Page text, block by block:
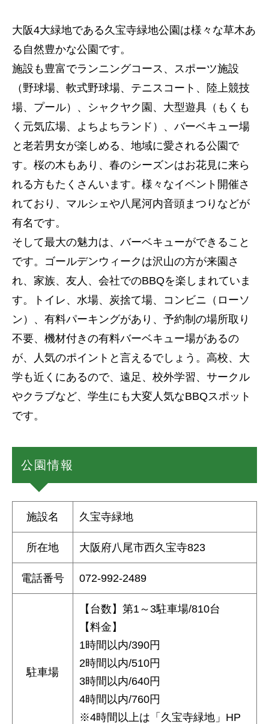
大阪4大緑地である久宝寺緑地公園は様々な草木あ
る自然豊かな公園です。
施設も豊富でランニングコース、スポーツ施設
（野球場、軟式野球場、テニスコート、陸上競技
場、プール）、シャクヤク園、大型遊具（もくも
く元気広場、よちよちランド）、バーベキュー場
と老若男女が楽しめる、地域に愛される公園で
す。桜の木もあり、春のシーズンはお花見に来ら
れる方もたくさんいます。様々なイベント開催さ
れており、マルシェや八尾河内音頭まつりなどが
有名です。
そして最大の魅力は、バーベキューができること
です。ゴールデンウィークは沢山の方が来園さ
れ、家族、友人、会社でのBBQを楽しまれていま
す。トイレ、水場、炭捨て場、コンビニ（ローソ
ン）、有料パーキングがあり、予約制の場所取り
不要、機材付きの有料バーベキュー場があるの
が、人気のポイントと言えるでしょう。高校、大
学も近くにあるので、遠足、校外学習、サークル
やクラブなど、学生にも大変人気なBBQスポット
です。
公園情報
施設名 久宝寺緑地
所在地 大阪府八尾市西久宝寺823
電話番号 072-992-2489
駐車場
【台数】第1～3駐車場/810台
【料金】
1時間以内/390円
2時間以内/510円
3時間以内/640円
4時間以内/760円
※4時間以上は「久宝寺緑地」HP